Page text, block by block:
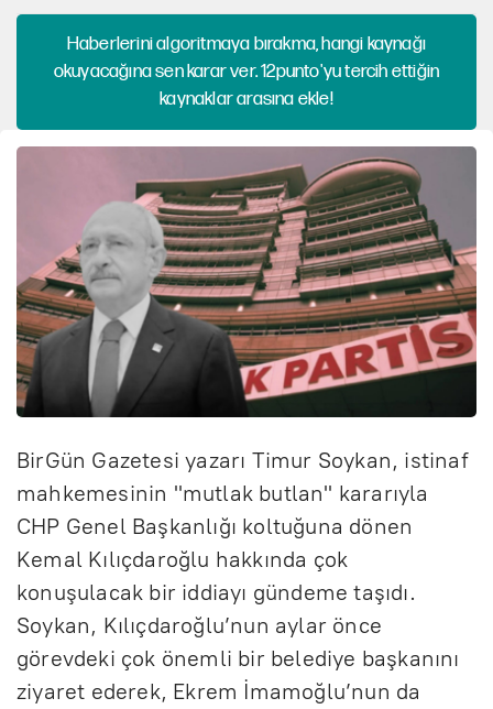
Haberlerini algoritmaya bırakma, hangi kaynağı
okuyacağına sen karar ver. 12punto'yu tercih ettiğin
kaynaklar arasına ekle!
BirGün Gazetesi yazarı Timur Soykan, istinaf
mahkemesinin "mutlak butlan" kararıyla
CHP Genel Başkanlığı koltuğuna dönen
Kemal Kılıçdaroğlu hakkında çok
konuşulacak bir iddiayı gündeme taşıdı.
Soykan, Kılıçdaroğlu’nun aylar önce
görevdeki çok önemli bir belediye başkanını
ziyaret ederek, Ekrem İmamoğlu’nun da